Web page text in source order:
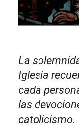
La
Iglesia
cada
las
catolicismo.